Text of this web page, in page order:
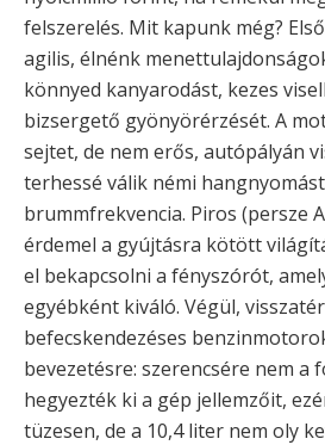
felszerelés. Mit kapunk még?
agilis, élnénk
könnyed kanyarodást, kezes
bizsergető gyönyörérzését. A
sejtet, de nem erős, autópályán
terhessé válik némi
brummfrekvencia. Piros (persze
érdemel a gyújtásra kötött
el bekapcsolni a fényszórót,
egyébként kiváló. Végül,
befecskendezéses
bevezetésre: szerencsére nem a
hegyezték ki a gép jellemzőit,
tüzesen, de a 10,4 liter nem oly